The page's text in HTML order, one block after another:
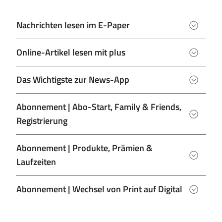
Nachrichten lesen im E-Paper
Online-Artikel lesen mit plus
Das Wichtigste zur News-App
Abonnement | Abo-Start, Family & Friends,
Registrierung
Abonnement | Produkte, Prämien &
Laufzeiten
Abonnement | Wechsel von Print auf Digital